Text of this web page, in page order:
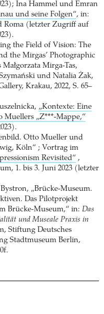
Ina Hammel und Emran
und seine Folgen“, in:
Roma (letzter Zugriff auf
the Field of Vision: The
the Mirgas’ Photographic
Mirga-Tas,
und Natalia Żak,
Krakau, 2022, S. 65–
„Kontexte: Eine
Muellers „Z***-Mappe,“
Otto Mueller und
Köln“ ; Vortrag im
Revisited“ ,
1. bis 3. Juni 2023 (letzter
„Brücke-Museum.
Das Pilotprojekt
Brücke-Museum,“ in: Das
und Museale Praxis in
Stiftung Deutsches
Stadtmuseum Berlin,